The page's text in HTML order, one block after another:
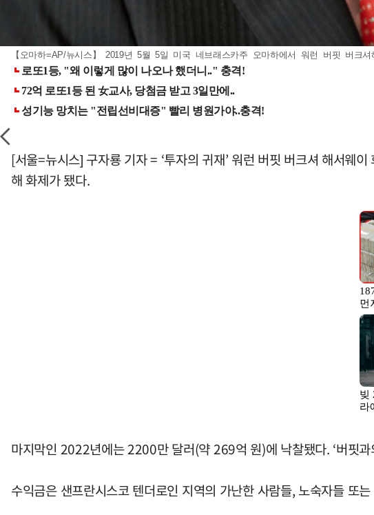
【오마하=AP/뉴시스】 2019년 5월 5일 미국 네브래스카주 오마하에서 워런 버핏 버
[서울=뉴시스] 구자룡 기자 = ‘투자의 귀재’ 워런 버핏 버크셔 해서웨
해 화제가 됐다.
마지막인 2022년에는 2200만 달러(약 269억 원)에 낙찰됐다. ‘버핏
수익금은 샌프란시스코 텐더로인 지역의 가난한 사람들, 노숙자들 또